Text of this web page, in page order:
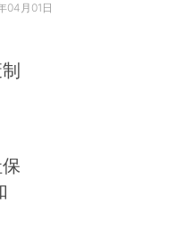
04月01日